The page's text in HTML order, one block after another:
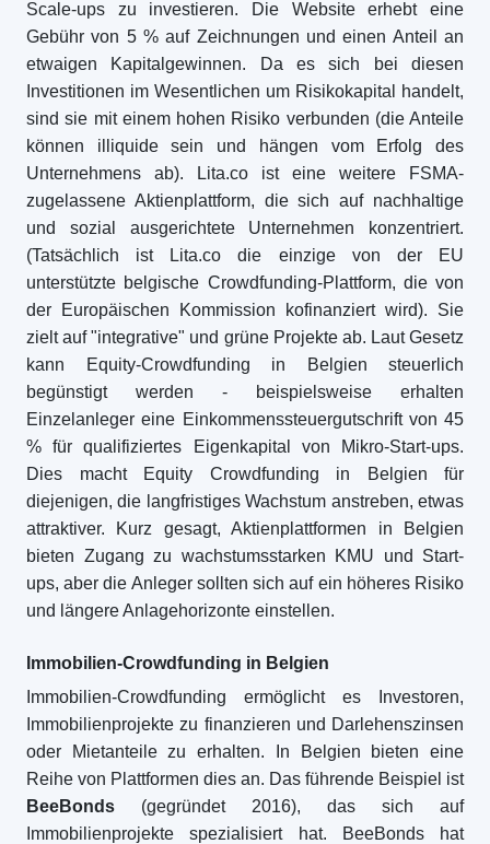
Scale-ups zu investieren. Die Website erhebt eine
Gebühr von 5 % auf Zeichnungen und einen Anteil an
etwaigen Kapitalgewinnen. Da es sich bei diesen
Investitionen im Wesentlichen um Risikokapital handelt,
sind sie mit einem hohen Risiko verbunden (die Anteile
können illiquide sein und hängen vom Erfolg des
Unternehmens ab). Lita.co ist eine weitere FSMA-
zugelassene Aktienplattform, die sich auf nachhaltige
und sozial ausgerichtete Unternehmen konzentriert.
(Tatsächlich ist Lita.co die einzige von der EU
unterstützte belgische Crowdfunding-Plattform, die von
der Europäischen Kommission kofinanziert wird). Sie
zielt auf "integrative" und grüne Projekte ab. Laut Gesetz
kann Equity-Crowdfunding in Belgien steuerlich
begünstigt werden - beispielsweise erhalten
Einzelanleger eine Einkommenssteuergutschrift von 45
% für qualifiziertes Eigenkapital von Mikro-Start-ups.
Dies macht Equity Crowdfunding in Belgien für
diejenigen, die langfristiges Wachstum anstreben, etwas
attraktiver. Kurz gesagt, Aktienplattformen in Belgien
bieten Zugang zu wachstumsstarken KMU und Start-
ups, aber die Anleger sollten sich auf ein höheres Risiko
und längere Anlagehorizonte einstellen.
Immobilien-Crowdfunding in Belgien
Immobilien-Crowdfunding ermöglicht es Investoren,
Immobilienprojekte zu finanzieren und Darlehenszinsen
oder Mietanteile zu erhalten. In Belgien bieten eine
Reihe von Plattformen dies an. Das führende Beispiel ist
BeeBonds (gegründet 2016), das sich auf
Immobilienprojekte spezialisiert hat. BeeBonds hat